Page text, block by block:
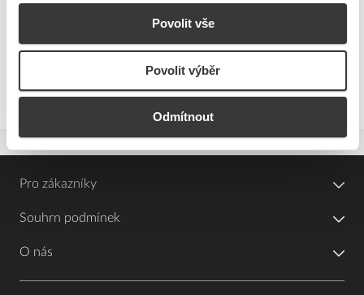
Povolit vše
Povolit výběr
Odmítnout
Pro zákazníky
Souhrn podmínek
O nás